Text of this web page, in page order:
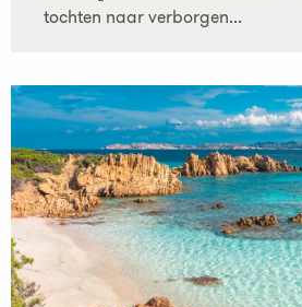
tochten naar verborgen...